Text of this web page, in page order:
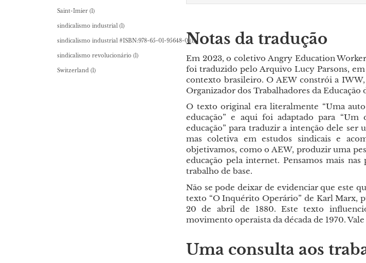
Notas da tradução
Em 2023, o coletivo Angry Education
foi traduzido pelo Arquivo Lucy Parsons, em
contexto brasileiro. O AEW constrói a
Organizador dos Trabalhadores da Educação
O texto original era literalmente “Uma
educação” e aqui foi adaptado para “Um
educação” para traduzir a intenção dele
mas coletiva em estudos sindicais e
objetivamos, como o AEW, produzir uma
educação pela internet. Pensamos mais
trabalho de base.
Não se pode deixar de evidenciar que este
texto “O Inquérito Operário” de Karl Marx,
20 de abril de 1880. Este texto
movimento operaista da década de 1970.
Uma consulta aos
Saint-Imier (1)
sindicalismo industrial (1)
sindicalismo industrial #ISBN:978-65-01-95648-0 (1)
sindicalismo revolucionário (1)
Switzerland (1)